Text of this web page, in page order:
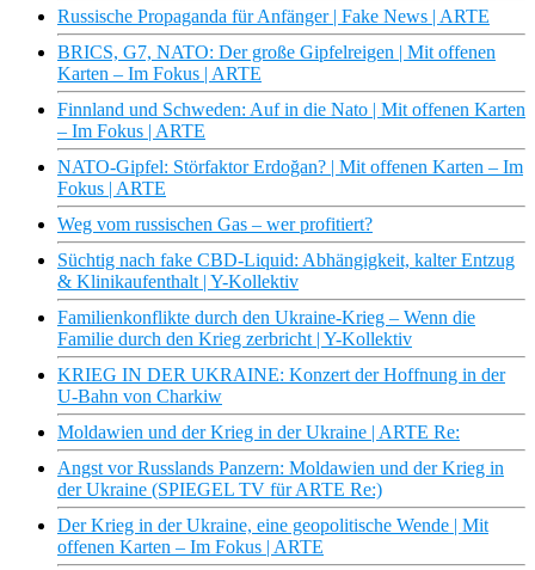
Russische Propaganda für Anfänger | Fake News | ARTE
BRICS, G7, NATO: Der große Gipfelreigen | Mit offenen
Karten – Im Fokus | ARTE
Finnland und Schweden: Auf in die Nato | Mit offenen Karten
– Im Fokus | ARTE
NATO-Gipfel: Störfaktor Erdoğan? | Mit offenen Karten – Im
Fokus | ARTE
Weg vom russischen Gas – wer profitiert?
Süchtig nach fake CBD-Liquid: Abhängigkeit, kalter Entzug
& Klinikaufenthalt | Y-Kollektiv
Familienkonflikte durch den Ukraine-Krieg – Wenn die
Familie durch den Krieg zerbricht | Y-Kollektiv
KRIEG IN DER UKRAINE: Konzert der Hoffnung in der
U-Bahn von Charkiw
Moldawien und der Krieg in der Ukraine | ARTE Re:
Angst vor Russlands Panzern: Moldawien und der Krieg in
der Ukraine (SPIEGEL TV für ARTE Re:)
Der Krieg in der Ukraine, eine geopolitische Wende | Mit
offenen Karten – Im Fokus | ARTE